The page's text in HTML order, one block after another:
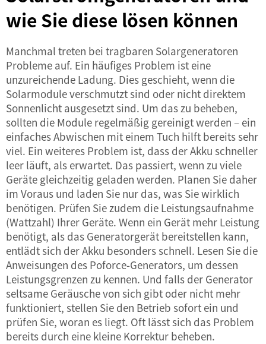
wie Sie diese lösen können
Manchmal treten bei tragbaren Solargeneratoren
Probleme auf. Ein häufiges Problem ist eine
unzureichende Ladung. Dies geschieht, wenn die
Solarmodule verschmutzt sind oder nicht direktem
Sonnenlicht ausgesetzt sind. Um das zu beheben,
sollten die Module regelmäßig gereinigt werden – ein
einfaches Abwischen mit einem Tuch hilft bereits sehr
viel. Ein weiteres Problem ist, dass der Akku schneller
leer läuft, als erwartet. Das passiert, wenn zu viele
Geräte gleichzeitig geladen werden. Planen Sie daher
im Voraus und laden Sie nur das, was Sie wirklich
benötigen. Prüfen Sie zudem die Leistungsaufnahme
(Wattzahl) Ihrer Geräte. Wenn ein Gerät mehr Leistung
benötigt, als das Generatorgerät bereitstellen kann,
entlädt sich der Akku besonders schnell. Lesen Sie die
Anweisungen des Poforce-Generators, um dessen
Leistungsgrenzen zu kennen. Und falls der Generator
seltsame Geräusche von sich gibt oder nicht mehr
funktioniert, stellen Sie den Betrieb sofort ein und
prüfen Sie, woran es liegt. Oft lässt sich das Problem
bereits durch eine kleine Korrektur beheben.